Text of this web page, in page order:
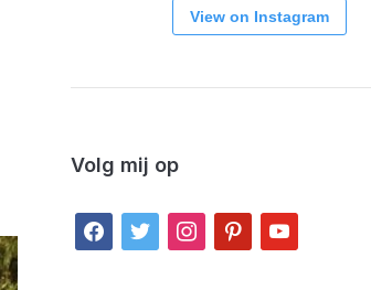
View on Instagram
Volg mij op
facebook
twitter instagrampinterestyoutube